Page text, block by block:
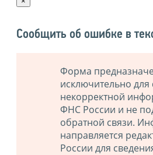
Сообщить об ошибке в
Форма
исключительно
некорректной
ФНС России и не
обратной связи.
направляется
России для